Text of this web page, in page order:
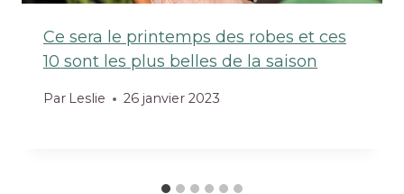
Ce sera le printemps des robes et ces
10 sont les plus belles de la saison
Par Leslie 26 janvier 2023